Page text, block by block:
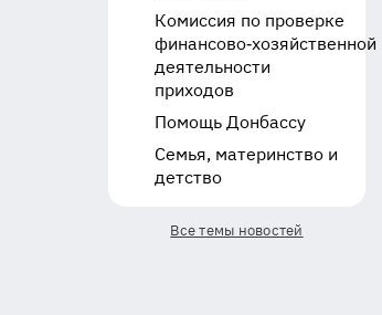
Комиссия по проверке
финансово‑хозяйственной
деятельности
приходов
Помощь Донбассу
Семья, материнство и
детство
Все темы новостей